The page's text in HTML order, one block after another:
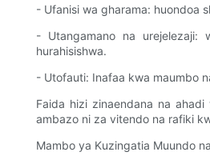
- Ufanisi wa gharama: huondoa
- Utangamano na urejelezaji:
hurahisishwa.
- Utofauti: Inafaa kwa maumbo
Faida hizi zinaendana na
ambazo ni za vitendo na rafiki
Mambo ya Kuzingatia Muundo